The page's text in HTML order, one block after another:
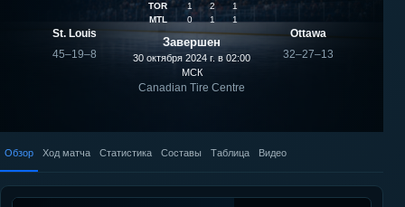
результат
матча
St. Louis
45–19–8
TOR 1 2
1
MTL
0 1 1
Завершен
30 октября 2024 г. в 02:00
МСК
Canadian Tire Centre
Ottawa
32–27–13
Обзор Ход матча Статистика Составы Таблица Видео